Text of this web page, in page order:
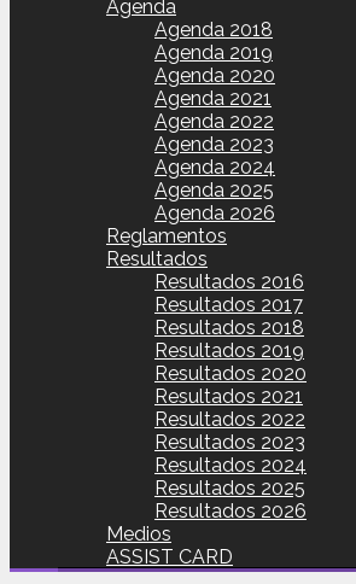
Agenda
Agenda 2018
Agenda 2019
Agenda 2020
Agenda 2021
Agenda 2022
Agenda 2023
Agenda 2024
Agenda 2025
Agenda 2026
Reglamentos
Resultados
Resultados 2016
Resultados 2017
Resultados 2018
Resultados 2019
Resultados 2020
Resultados 2021
Resultados 2022
Resultados 2023
Resultados 2024
Resultados 2025
Resultados 2026
Medios
ASSIST CARD